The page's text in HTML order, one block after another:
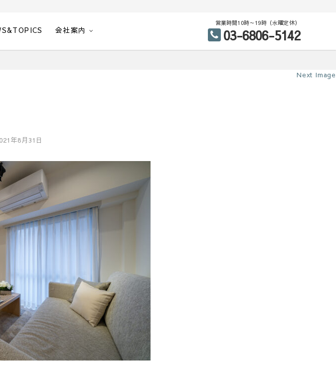
会社案内
営業時間10時～19時（水曜定休）
03-6806-5142
Next Image
年8月31日